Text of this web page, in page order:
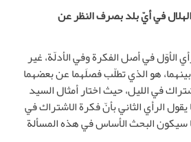
الهلال في أيّ بلد بصرف النظر عن
الأوّل في أصل الفكرة وفي الأدلّة، غير
هو الذي تطلّب فصلَهما عن بعضهما
في الليل، حيث اختار أمثال السيد
الرأي الثاني بأنّ فكرة الاشتراك في
سيكون البحث الأساس في هذه المسألة